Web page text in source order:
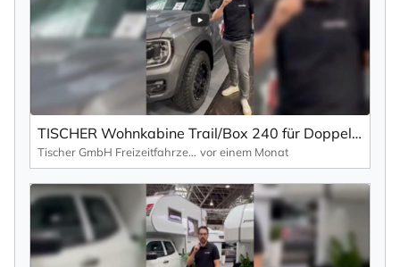
TISCHER Wohnkabine Trail/Box 240 für Doppel- & Einzelkabiner | Heckeinstieg
Tischer GmbH Freizeitfahrzeuge vor einem Monat